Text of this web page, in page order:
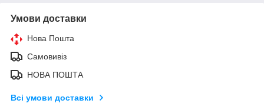
Умови доставки
Нова Пошта
Самовивіз
НОВА ПОШТА
Всі умови доставки